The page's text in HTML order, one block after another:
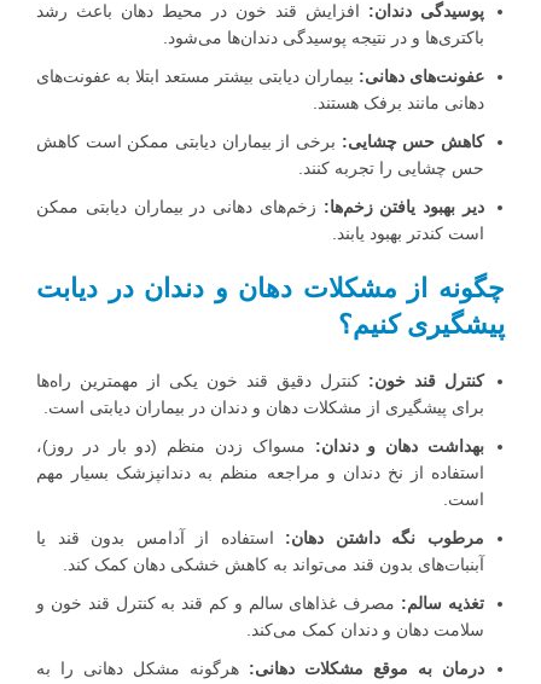
پوسیدگی دندان: افزایش قند خون در محیط دهان باعث رشد
باکتری‌ها و در نتیجه پوسیدگی دندان‌ها می‌شود.
عفونت‌های دهانی: بیماران دیابتی بیشتر مستعد ابتلا به عفونت‌های
دهانی مانند برفک هستند.
کاهش حس چشایی: برخی از بیماران دیابتی ممکن است کاهش
حس چشایی را تجربه کنند.
دیر بهبود یافتن زخم‌ها: زخم‌های دهانی در بیماران دیابتی ممکن
است کندتر بهبود یابند.
چگونه از مشکلات دهان و دندان در دیابت
پیشگیری کنیم؟
کنترل قند خون: کنترل دقیق قند خون یکی از مهمترین راه‌ها
برای پیشگیری از مشکلات دهان و دندان در بیماران دیابتی است.
بهداشت دهان و دندان: مسواک زدن منظم (دو بار در روز)،
استفاده از نخ دندان و مراجعه منظم به دندانپزشک بسیار مهم
است.
مرطوب نگه داشتن دهان: استفاده از آدامس بدون قند یا
آبنبات‌های بدون قند می‌تواند به کاهش خشکی دهان کمک کند.
تغذیه سالم: مصرف غذاهای سالم و کم قند به کنترل قند خون و
سلامت دهان و دندان کمک می‌کند.
درمان به موقع مشکلات دهانی: هرگونه مشکل دهانی را به